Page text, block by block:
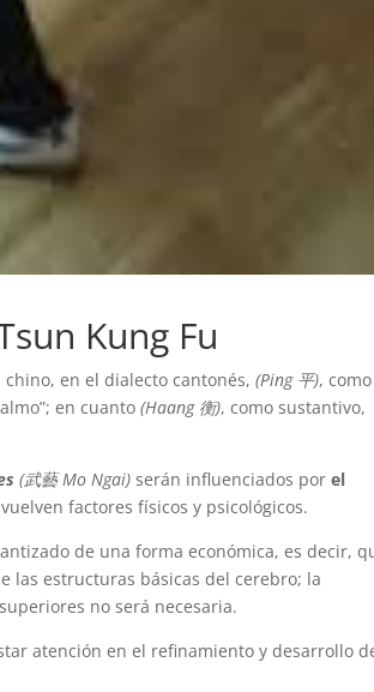
Kung Fu
chino, en el dialecto cantonés,(Ping 平), como
en cuanto(Haang 衡), como sustantivo,
(武藝 Mo Ngai) serán influenciados porel
factores físicos y psicológicos.
de una forma económica, es decir,
las estructuras básicas del cerebro; la
no será necesaria.
atención en el refinamiento y desarrollo